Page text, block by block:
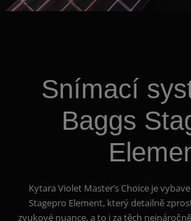
Snímací
Baggs
Kytara Violet Master’s Choice je
Stagepro Element, který detailně
zvukové nuance, a to i za těch